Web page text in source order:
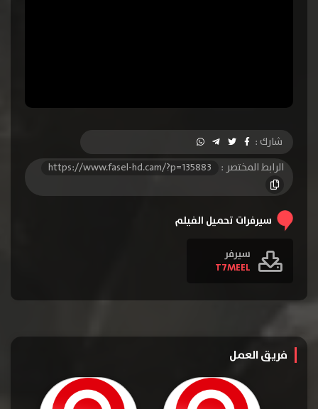
شارك :
الرابط المختصر :
https://www.fasel-hd.cam/?p=135883
سيرفرات تحميل الفيلم
سيرفر
T7MEEL
فريق العمل